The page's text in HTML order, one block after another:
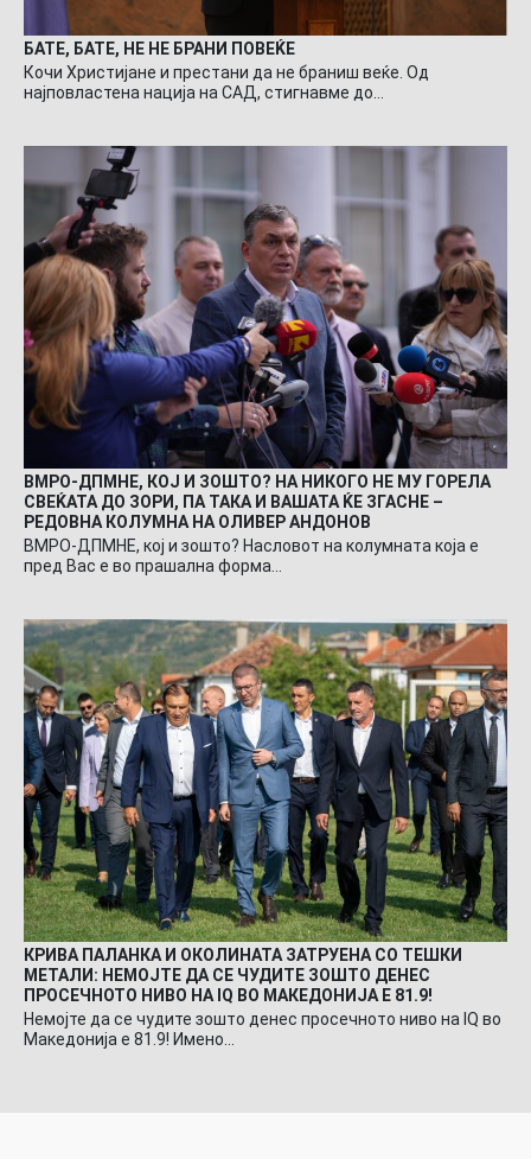
БАТЕ, БАТЕ, НЕ НЕ БРАНИ ПОВЕЌЕ
Кочи Христијане и престани да не браниш веќе. Од
најповластена нација на САД, стигнавме до…
ВМРО-ДПМНЕ, КОЈ И ЗОШТО? НА НИКОГО НЕ МУ ГОРЕЛА
СВЕЌАТА ДО ЗОРИ, ПА ТАКА И ВАШАТА ЌЕ ЗГАСНЕ –
РЕДОВНА КОЛУМНА НА ОЛИВЕР АНДОНОВ
ВМРО-ДПМНЕ, кој и зошто? Насловот на колумната која е
пред Вас е во прашална форма…
КРИВА ПАЛАНКА И ОКОЛИНАТА ЗАТРУЕНА СО ТЕШКИ
МЕТАЛИ: НЕМОЈТЕ ДА СЕ ЧУДИТЕ ЗОШТО ДЕНЕС
ПРОСЕЧНОТО НИВО НА IQ ВО МАКЕДОНИЈА Е 81.9!
Немојте да се чудите зошто денес просечното ниво на IQ во
Македонија е 81.9! Имено…